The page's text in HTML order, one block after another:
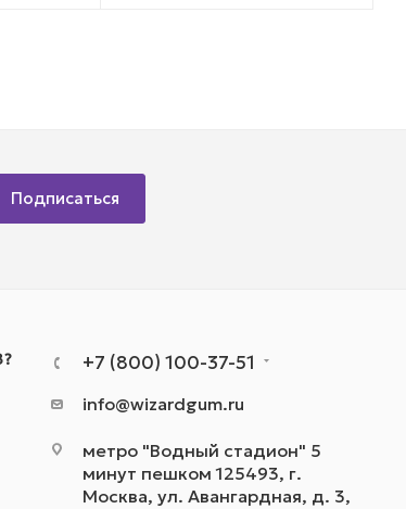
Подписаться
+7 (800) 100-37-51
info@wizardgum.ru
метро "Водный стадион" 5
минут пешком 125493, г.
Москва, ул. Авангардная, д. 3,